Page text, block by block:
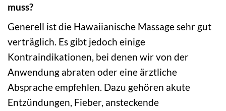
muss?
Generell ist die Hawaiianische Massage sehr gut
verträglich. Es gibt jedoch einige
Kontraindikationen, bei denen wir von der
Anwendung abraten oder eine ärztliche
Absprache empfehlen. Dazu gehören akute
Entzündungen, Fieber, ansteckende